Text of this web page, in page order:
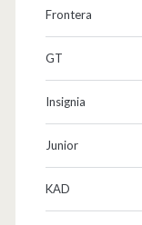
Frontera
GT
Insignia
Junior
KAD